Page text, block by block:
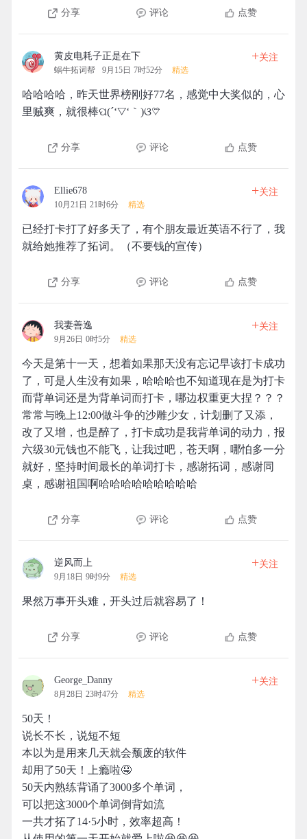
分享 评论 点赞
黄皮电耗子正是在下
蜗牛拓词帮 9月15日 7时52分 精选
+关注
哈哈哈哈，昨天世界榜刚好77名，感觉中大奖似的，心
里贼爽，就很棒ପ(´‘▽‘｀)ଓ♡⃛
分享 评论 点赞
Ellie678
10月21日 21时6分 精选
+关注
已经打卡打了好多天了，有个朋友最近英语不行了，我
就给她推荐了拓词。（不要钱的宣传）
分享 评论 点赞
我妻善逸
9月26日 0时5分 精选
+关注
今天是第十一天，想着如果那天没有忘记早该打卡成功
了，可是人生没有如果，哈哈哈也不知道现在是为打卡
而背单词还是为背单词而打卡，哪边权重更大捏？？？
常常与晚上12:00做斗争的沙雕少女，计划删了又添，
改了又增，也是醉了，打卡成功是我背单词的动力，报
六级30元钱也不能飞，让我过吧，苍天啊，哪怕多一分
就好，坚持时间最长的单词打卡，感谢拓词，感谢同
桌，感谢祖国啊哈哈哈哈哈哈哈哈哈
分享 评论 点赞
逆风而上
9月18日 9时9分 精选
+关注
果然万事开头难，开头过后就容易了！
分享 评论 点赞
George_Danny
8月28日 23时47分 精选
+关注
50天！
说长不长，说短不短
本以为是用来几天就会颓废的软件
却用了50天！上瘾啦🤤
50天内熟练背诵了3000多个单词，
可以把这3000个单词倒背如流
一共才拓了14·5小时，效率超高！